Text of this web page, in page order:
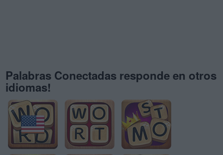
Palabras Conectadas responde en otros
idiomas!